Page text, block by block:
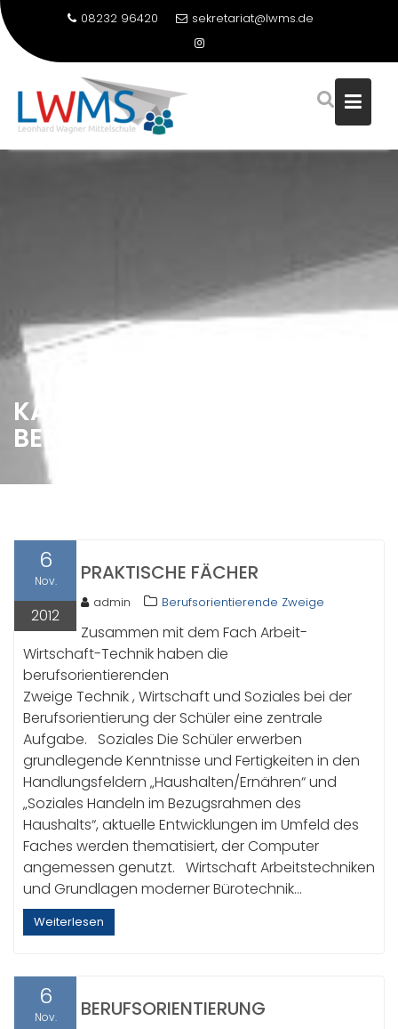
08232 96420 sekretariat@lwms.de
KATEGORIE:
BERUFSORIENTIERENDE ZWEIGE
6
Nov.
2012
PRAKTISCHE FÄCHER
admin Berufsorientierende Zweige
Zusammen mit dem Fach Arbeit-
Wirtschaft-Technik haben die
berufsorientierenden
Zweige Technik , Wirtschaft und Soziales bei der
Berufsorientierung der Schüler eine zentrale
Aufgabe. Soziales Die Schüler erwerben
grundlegende Kenntnisse und Fertigkeiten in den
Handlungsfeldern „Haushalten/Ernähren“ und
„Soziales Handeln im Bezugsrahmen des
Haushalts“, aktuelle Entwicklungen im Umfeld des
Faches werden thematisiert, der Computer
angemessen genutzt. Wirtschaft Arbeitstechniken
und Grundlagen moderner Bürotechnik…
Weiterlesen
6
Nov. BERUFSORIENTIERUNG